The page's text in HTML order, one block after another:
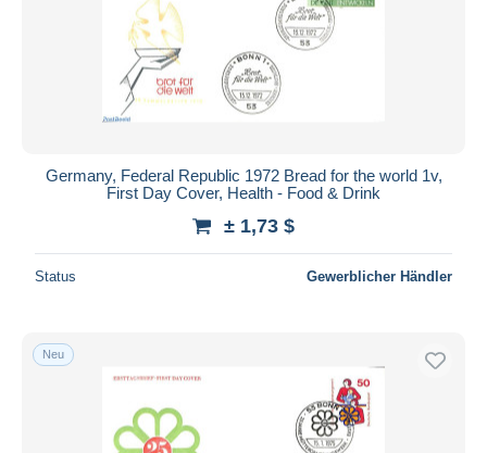
Germany, Federal Republic 1972 Bread for the world 1v,
First Day Cover, Health - Food & Drink
± 1,73 $
Status Gewerblicher Händler
Neu